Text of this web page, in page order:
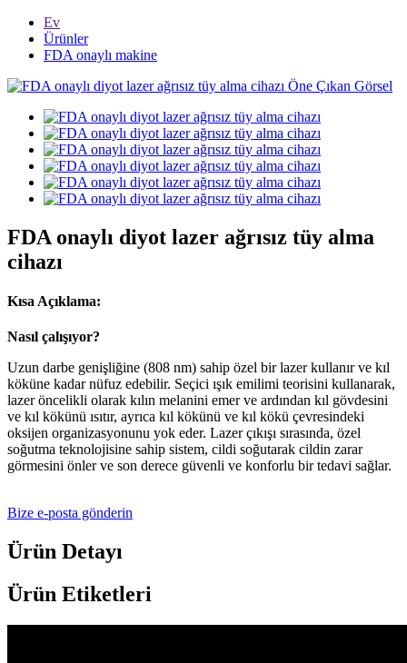
Ev
Ürünler
FDA onaylı makine
FDA onaylı diyot lazer ağrısız tüy alma
cihazı
Kısa Açıklama:
Nasıl çalışıyor?
Uzun darbe genişliğine (808 nm) sahip özel bir lazer kullanır ve kıl
köküne kadar nüfuz edebilir. Seçici ışık emilimi teorisini kullanarak,
lazer öncelikli olarak kılın melanini emer ve ardından kıl gövdesini
ve kıl kökünü ısıtır, ayrıca kıl kökünü ve kıl kökü çevresindeki
oksijen organizasyonunu yok eder. Lazer çıkışı sırasında, özel
soğutma teknolojisine sahip sistem, cildi soğutarak cildin zarar
görmesini önler ve son derece güvenli ve konforlu bir tedavi sağlar.
Bize e-posta gönderin
Ürün Detayı
Ürün Etiketleri